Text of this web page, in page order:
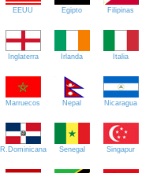
EEUU Egipto Filipinas
Inglaterra Irlanda Italia
Marruecos Nepal Nicaragua
R.Dominicana Senegal Singapur